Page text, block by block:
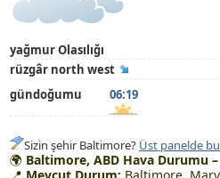
yağmur Olasılığı
rüzgâr north west
gündoğumu
06:19
Sizin şehir Baltimore? Üst panelde
🌍 Baltimore, ABD Hava Durumu